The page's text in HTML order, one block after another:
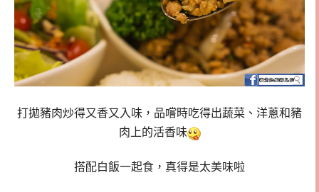
打拋豬肉炒得又香又入味，品嚐時吃得出蔬菜、洋蔥和豬
肉上的活香味
搭配白飯一起食，真得是太美味啦